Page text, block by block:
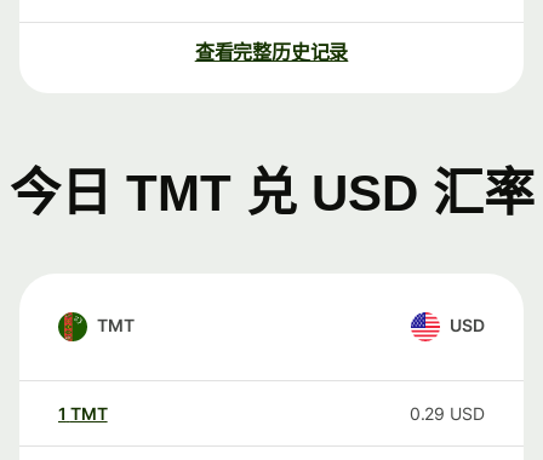
查看完整历史记录
今日 TMT 兑 USD 汇率
TMT USD
1 TMT 0.29 USD